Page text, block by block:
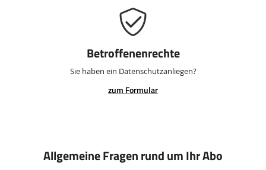
Betroffenenrechte
Sie haben ein Datenschutzanliegen?
zum Formular
Allgemeine Fragen rund um Ihr Abo